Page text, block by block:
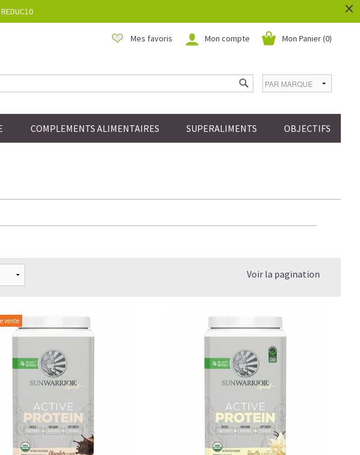
×
Mon Panier (0)
Mon compte
Mes favoris
COMPLEMENTS ALIMENTAIRES SUPERALIMENTS OBJECTIFS
Voir la pagination
vente